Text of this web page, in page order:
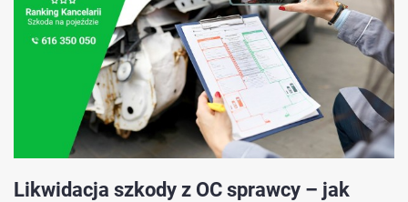
Likwidacja szkody z OC sprawcy – jak